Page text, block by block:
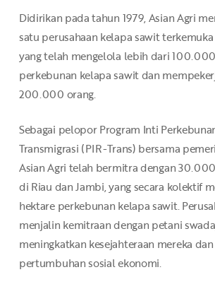
Didirikan pada tahun 1979, Asian Agri
satu perusahaan kelapa sawit
yang telah mengelola lebih dari
perkebunan kelapa sawit dan
200.000 orang.
Sebagai pelopor Program Inti
Transmigrasi (PIR-Trans) bersama
Asian Agri telah bermitra dengan
di Riau dan Jambi, yang secara kolektif
hektare perkebunan kelapa sawit.
menjalin kemitraan dengan petani
meningkatkan kesejahteraan mereka
pertumbuhan sosial ekonomi.